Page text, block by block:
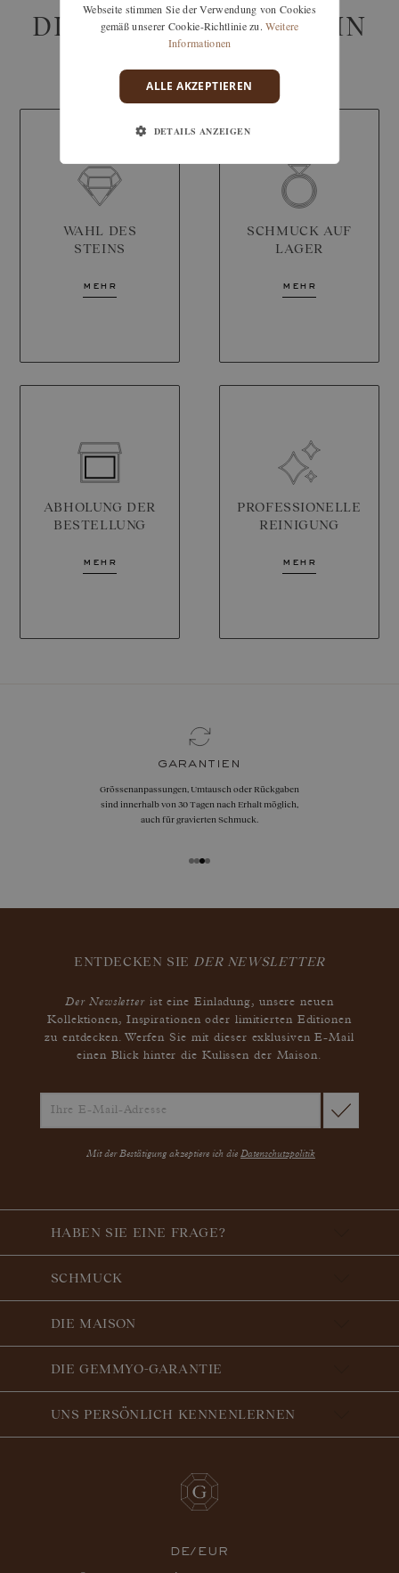
DIENSTLEISTUNGEN IN
DER BOUTIQUE
WAHL DES
STEINS
mehr
SCHMUCK AUF
LAGER
mehr
ABHOLUNG DER
BESTELLUNG
mehr
PROFESSIONELLE
REINIGUNG
mehr
garantien
Grössenanpassungen, Umtausch oder Rückgaben
sind innerhalb von 30 Tagen nach Erhalt möglich,
auch für gravierten Schmuck.
ENTDECKEN SIE DER NEWSLETTER
Der Newsletterist eine Einladung, unsere neuen
Kollektionen, Inspirationen oder limitierten Editionen
zu entdecken. Werfen Sie mit dieser exklusiven E-Mail
einen Blick hinter die Kulissen der Maison.
Mit der Bestätigung akzeptiere ich die Datenschutzpolitik
HABEN SIE EINE FRAGE?
SCHMUCK
DIE MAISON
DIE GEMMYO-GARANTIE
UNS PERSÖNLICH KENNENLERNEN
DE/EUR
Webseite stimmen Sie der Verwendung von Cookies
gemäß unserer Cookie-Richtlinie zu. Weitere
Informationen
ALLE AKZEPTIEREN
DETAILS ANZEIGEN